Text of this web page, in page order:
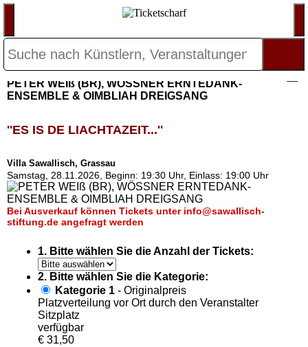
PETER WEIß (BR), WÖSSNER ERNTEDANK-
ENSEMBLE & OIMBLIAH DREIGSANG
''ES IS DE LIACHTAZEIT...''
Villa Sawallisch, Grassau
Samstag, 28.11.2026, Beginn: 19:30 Uhr, Einlass: 19:00 Uhr
Bei Ausverkauf können Tickets unter info@sawallisch-
stiftung.de angefragt werden
1. Bitte wählen Sie die Anzahl der Tickets:
2. Bitte wählen Sie die Kategorie:
Kategorie 1 - Originalpreis
Platzverteilung vor Ort durch den Veranstalter
Sitzplatz
verfügbar
€ 31,50